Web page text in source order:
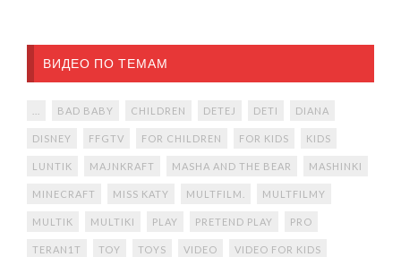
ВИДЕО ПО ТЕМАМ
BAD BABY CHILDREN DETEJ DETI DIANA
DISNEY FFGTV FOR CHILDREN FOR KIDS KIDS
LUNTIK MAJNKRAFT MASHA AND THE BEAR MASHINKI
MINECRAFT MISS KATY MULTFILM. MULTFILMY
MULTIK MULTIKI PLAY PRETEND PLAY PRO
TERAN1T TOY TOYS VIDEO VIDEO FOR KIDS